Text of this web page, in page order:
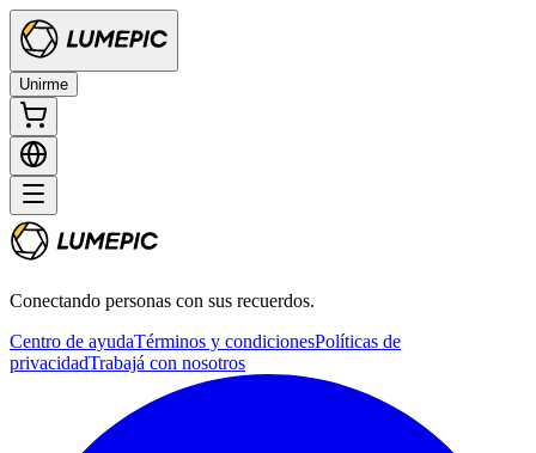
Unirme
Conectando personas con sus recuerdos.
Centro de ayudaTérminos y condicionesPolíticas de
privacidadTrabajá con nosotros